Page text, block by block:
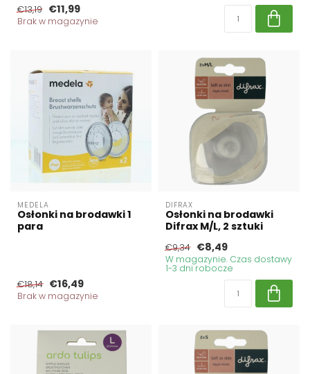
€13,19 €11,99
Brak w magazynie
MEDELA
Osłonki na brodawki 1
para
€18,14 €16,49
Brak w magazynie
DIFRAX
Osłonki na brodawki
Difrax M/L, 2 sztuki
€9,34 €8,49
W magazynie. Czas dostawy
1-3 dni robocze